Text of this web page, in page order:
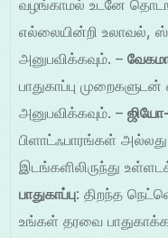
வழங்காமல் உடனே
எல்லையின்றி உலாவல்,
அனுபவிக்கவும். –
பாதுகாப்பு
அனுபவிக்கவும். –
பிளாட்ஃபாரங்கள்
இடங்களிலிருந்து
பாதுகாப்பு: திறந்த
உங்கள் தரவை